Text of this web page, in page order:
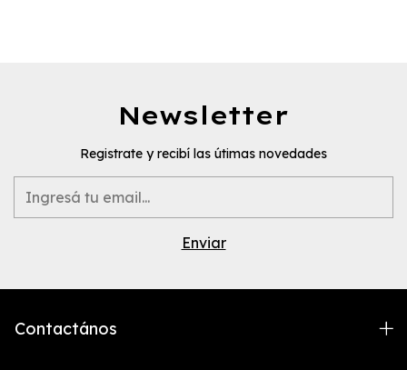
Newsletter
Registrate y recibí las útimas novedades
Contactános